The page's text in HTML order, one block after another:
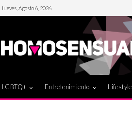
Jueves, Agosto 6, 2026
LGBTQ+ Entretenimiento Lifestyle